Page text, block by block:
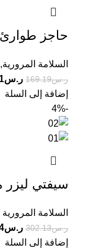
حاجز طوارئ
السلامة المرورية,
ر.س169.19 ر.س
إضافة إلى السلة
-4%
سيفتي ليزر
السلامة المرورية
ر.س302.13 ر.س
إضافة إلى السلة